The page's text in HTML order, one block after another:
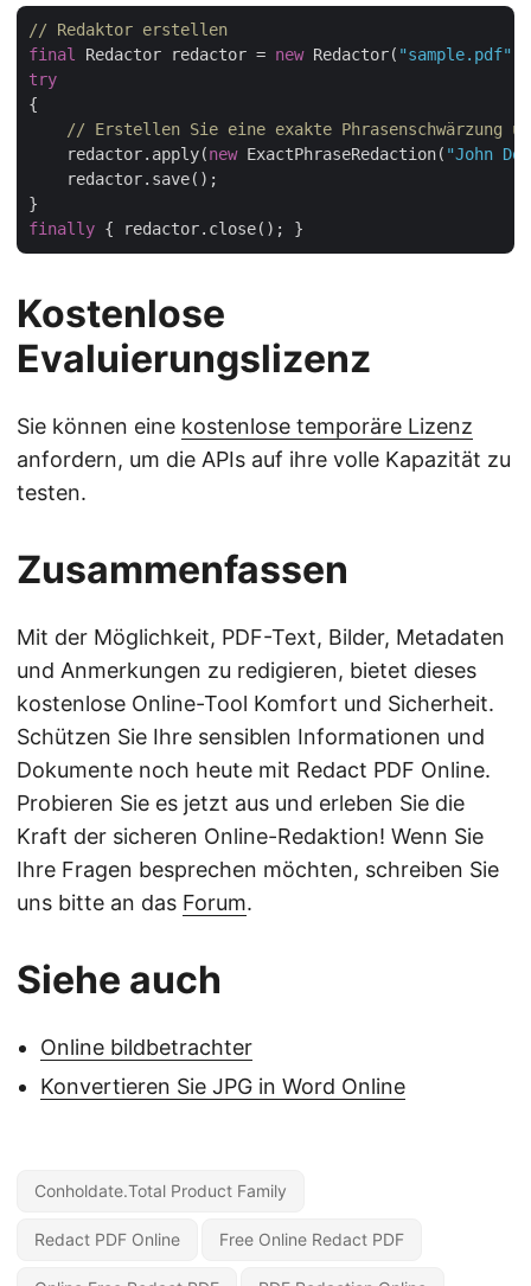
// Redaktor erstellen
final
Redactor redactor = new Redactor( "sample.pdf"
try
{
// Erstellen Sie eine exakte Phrasenschwärzung
    redactor.apply(
new ExactPhraseRedaction( "John
    redactor.save();
finally
Kostenlose
Evaluierungslizenz
Sie können eine kostenlose temporäre Lizenz
anfordern, um die APIs auf ihre volle Kapazität zu
testen.
Zusammenfassen
Mit der Möglichkeit, PDF-Text, Bilder, Metadaten
und Anmerkungen zu redigieren, bietet dieses
kostenlose Online-Tool Komfort und Sicherheit.
Schützen Sie Ihre sensiblen Informationen und
Dokumente noch heute mit Redact PDF Online.
Probieren Sie es jetzt aus und erleben Sie die
Kraft der sicheren Online-Redaktion! Wenn Sie
Ihre Fragen besprechen möchten, schreiben Sie
uns bitte an das Forum.
Siehe auch
Online bildbetrachter
Konvertieren Sie JPG in Word Online
Conholdate.Total Product Family
Redact PDF Online Free Online Redact PDF